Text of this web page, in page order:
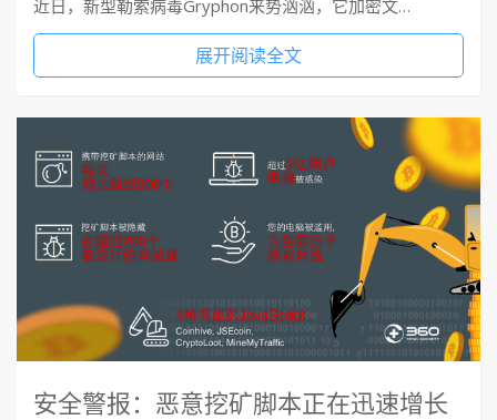
近日，新型勒索病毒Gryphon来势汹汹，它加密文…
展开阅读全文
安全警报：恶意挖矿脚本正在迅速增长